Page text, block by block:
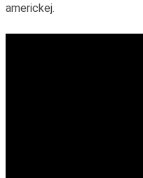
americkej.